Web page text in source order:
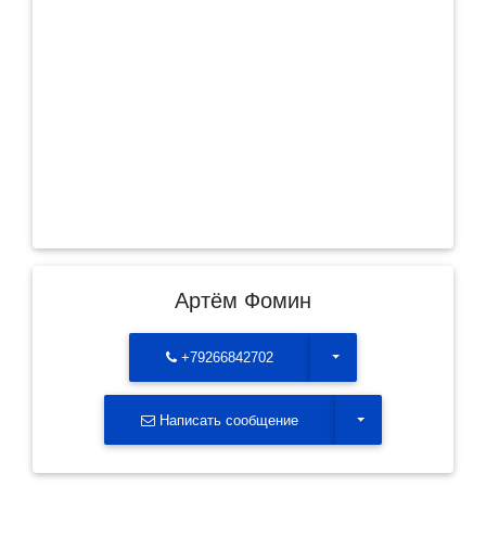
Артём Фомин
+79266842702 Toggle Dropdown
Написать сообщение Toggle Dropdown